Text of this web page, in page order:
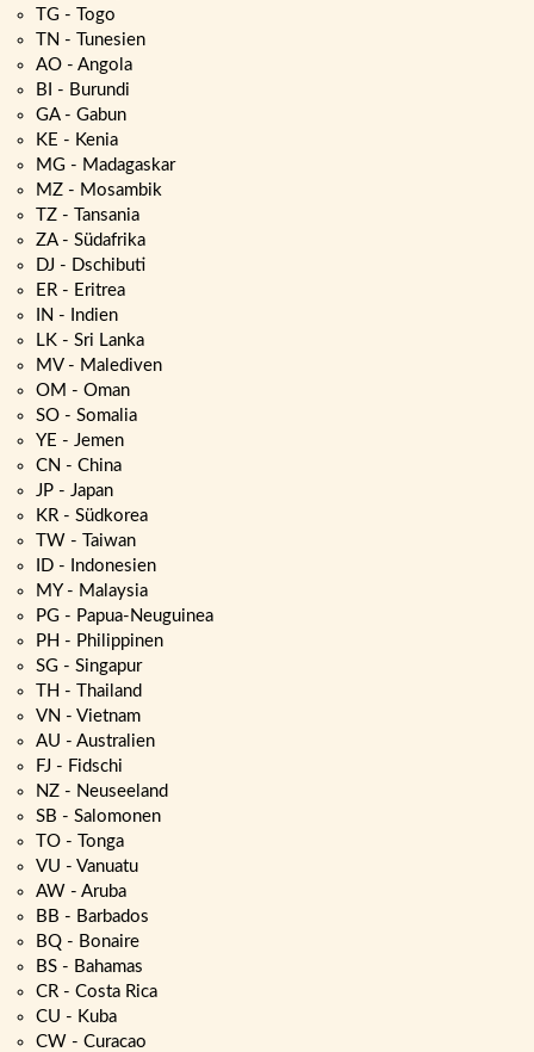
TG - Togo
TN - Tunesien
AO - Angola
BI - Burundi
GA - Gabun
KE - Kenia
MG - Madagaskar
MZ - Mosambik
TZ - Tansania
ZA - Südafrika
DJ - Dschibuti
ER - Eritrea
IN - Indien
LK - Sri Lanka
MV - Malediven
OM - Oman
SO - Somalia
YE - Jemen
CN - China
JP - Japan
KR - Südkorea
TW - Taiwan
ID - Indonesien
MY - Malaysia
PG - Papua-Neuguinea
PH - Philippinen
SG - Singapur
TH - Thailand
VN - Vietnam
AU - Australien
FJ - Fidschi
NZ - Neuseeland
SB - Salomonen
TO - Tonga
VU - Vanuatu
AW - Aruba
BB - Barbados
BQ - Bonaire
BS - Bahamas
CR - Costa Rica
CU - Kuba
CW - Curacao